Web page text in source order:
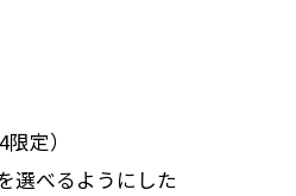
定）
選べるようにした